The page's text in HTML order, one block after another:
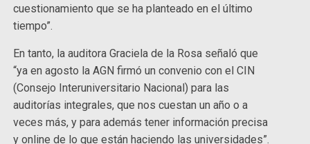
cuestionamiento que se ha planteado en el último
tiempo”.
En tanto, la auditora Graciela de la Rosa señaló que
“ya en agosto la AGN firmó un convenio con el CIN
(Consejo Interuniversitario Nacional) para las
auditorías integrales, que nos cuestan un año o a
veces más, y para además tener información precisa
y online de lo que están haciendo las universidades”.